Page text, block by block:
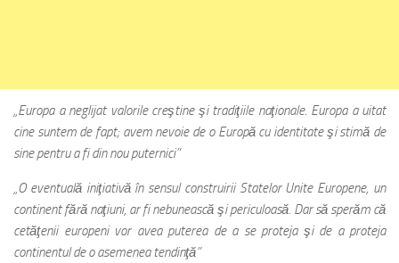
„Europa a neglijat valorile creştine şi tradiţiile naţionale. Europa a uitat
cine suntem de fapt; avem nevoie de o Europă cu identitate şi stimă de
sine pentru a fi din nou puternici”
„O eventuală iniţiativă în sensul construirii Statelor Unite Europene, un
continent fără naţiuni, ar fi nebunească şi periculoasă. Dar să sperăm că
cetăţenii europeni vor avea puterea de a se proteja şi de a proteja
continentul de o asemenea tendinţă”